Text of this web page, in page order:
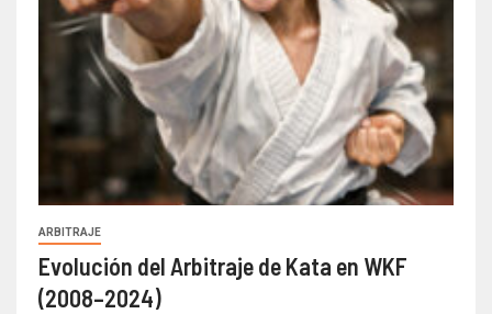
ARBITRAJE
Evolución del Arbitraje de Kata en WKF
(2008–2024)